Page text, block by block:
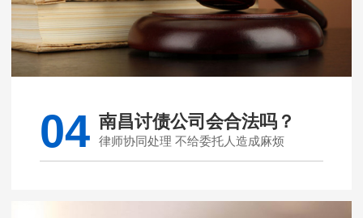
04 南昌讨债公司会合法吗？
律师协同处理 不给委托人造成麻烦